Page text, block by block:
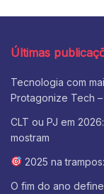
Últimas
Tecnologia com
Protagonize Tech
CLT ou PJ em
mostram
2025 na
O fim do ano